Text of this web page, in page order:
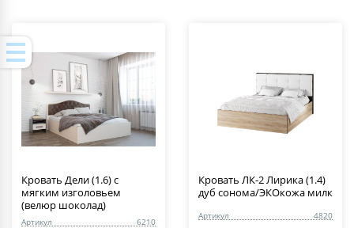
Кровать Дели (1.6) c
мягким изголовьем
(велюр шоколад)
Артикул 6210
Кровать ЛК-2 Лирика (1.4)
дуб сонома/ЭКОкожа милк
Артикул 4820